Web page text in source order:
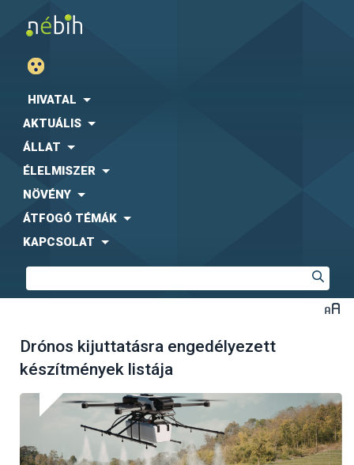
HIVATAL
AKTUÁLIS
ÁLLAT
ÉLELMISZER
NÖVÉNY
ÁTFOGÓ TÉMÁK
KAPCSOLAT
Drónos kijuttatásra engedélyezett
készítmények listája